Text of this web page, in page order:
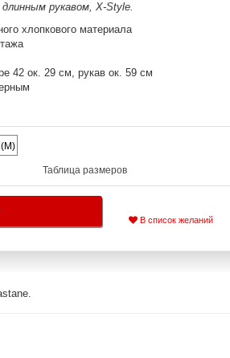
рукавом, X-Style.
хлопкового материала
42 ок. 29 см, рукав ок. 59 см
Таблица размеров
В список желаний